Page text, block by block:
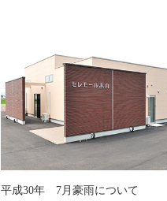
平成30年 7月豪雨について